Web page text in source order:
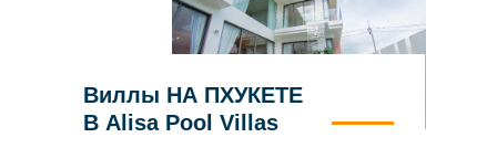
Виллы НА ПХУКЕТЕ
В Alisa Pool Villas